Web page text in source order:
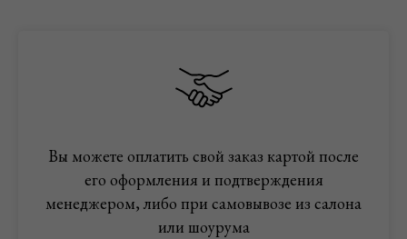
Вы можете оплатить свой заказ картой после
его оформления и подтверждения
менеджером, либо при самовывозе из салона
или шоурума